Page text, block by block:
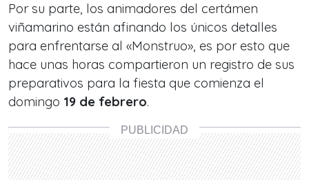
Por su parte, los animadores del certámen
viñamarino están afinando los únicos detalles
para enfrentarse al «Monstruo», es por esto que
hace unas horas compartieron un registro de sus
preparativos para la fiesta que comienza el
domingo 19 de febrero.